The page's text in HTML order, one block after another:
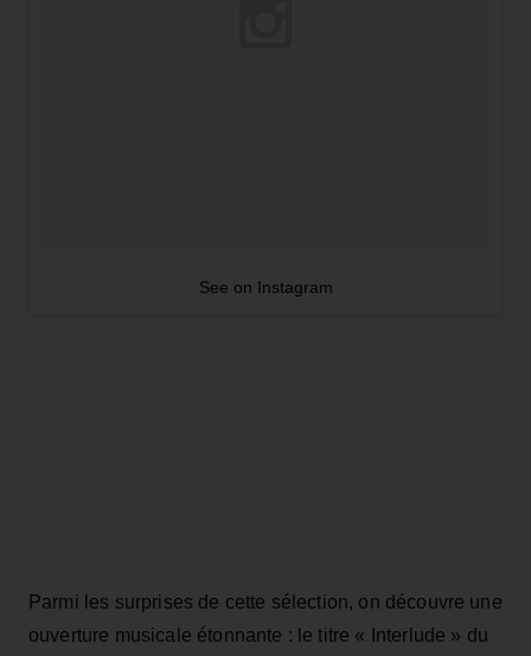
See on Instagram
Parmi les surprises de cette sélection, on découvre une
ouverture musicale étonnante : le titre « Interlude » du